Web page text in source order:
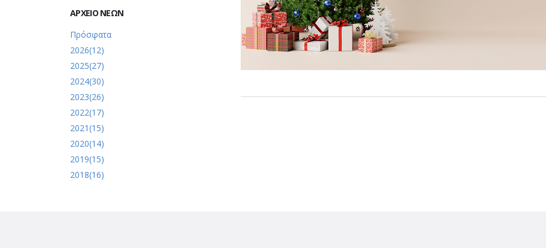
ΑΡΧΕΙΟ ΝΕΩΝ
Πρόσφατα
2026(12)
2025(27)
2024(30)
2023(26)
2022(17)
2021(15)
2020(14)
2019(15)
2018(16)